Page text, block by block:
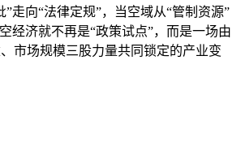
走向“法律定规”，当空域从“管制资源”
经济就不再是“政策试点”，而是一场由
市场规模三股力量共同锁定的产业变